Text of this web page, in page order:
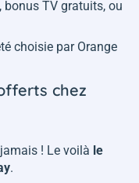
TV gratuits, ou
choisie par Orange
chez
! Le voilà le
.